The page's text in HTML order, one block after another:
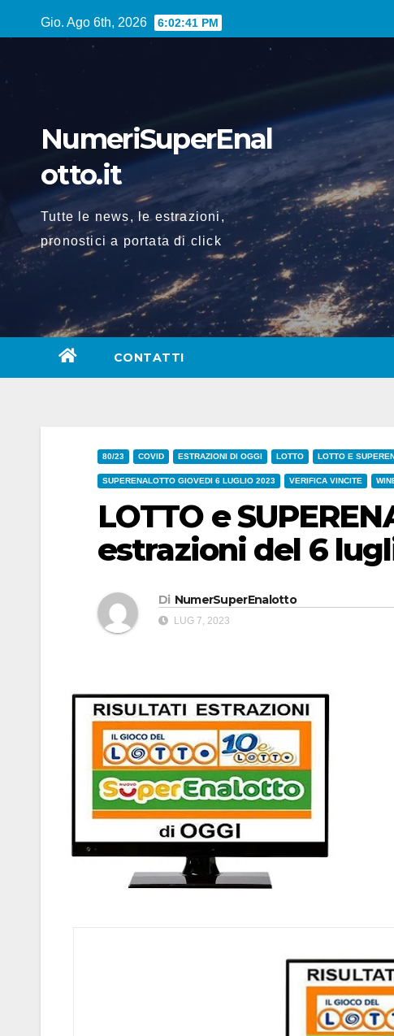
al
Gio. Ago 6th, 2026 6:02:42 PM
NumeriSuperEnal
otto.it
Tutte le news, le estrazioni,
pronostici a portata di click
CONTATTI
80/23 COVID ESTRAZIONI DI OGGI LOTTO LOTTO E
SUPERENALOTTO GIOVEDI 6 LUGLIO 2023 VERIFICA VINCITE
LOTTO e
estrazioni del 6
Di NumerSuperEnalotto
LUG 7, 2023